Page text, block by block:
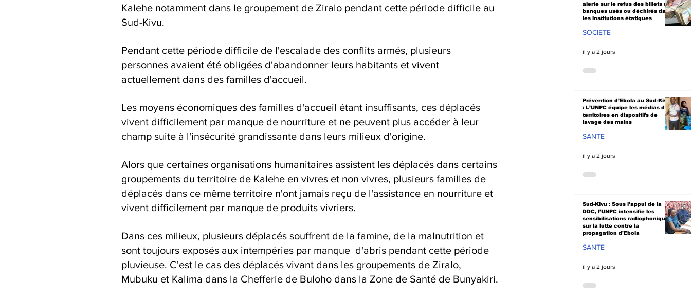
Kalehe notamment dans le groupement de Ziralo pendant cette période difficile au
Sud-Kivu.
Pendant cette période difficile de l'escalade des conflits armés, plusieurs
personnes avaient été obligées d'abandonner leurs habitants et vivent
actuellement dans des familles d'accueil.
Les moyens économiques des familles d'accueil étant insuffisants, ces déplacés
vivent difficilement par manque de nourriture et ne peuvent plus accéder à leur
champ suite à l'insécurité grandissante dans leurs milieux d'origine.
Alors que certaines organisations humanitaires assistent les déplacés dans certains
groupements du territoire de Kalehe en vivres et non vivres, plusieurs familles de
déplacés dans ce même territoire n'ont jamais reçu de l'assistance en nourriture et
vivent difficilement par manque de produits vivriers.
Dans ces milieux, plusieurs déplacés souffrent de la famine, de la malnutrition et
sont toujours exposés aux intempéries par manque  d'abris pendant cette période
pluvieuse. C'est le cas des déplacés vivant dans les groupements de Ziralo,
Mubuku et Kalima dans la Chefferie de Buloho dans la Zone de Santé de Bunyakiri.
alerte sur le refus des billets de
banques usés ou déchirés dans
les institutions étatiques
SOCIETE
il y a 2 jours
Prévention d’Ebola au Sud-Kivu
: L’UNPC équipe les médias de
territoires en dispositifs de
lavage des mains
SANTE
il y a 2 jours
Sud-Kivu : Sous l’appui de la
DDC, l’UNPC intensifie les
sensibilisations radiophoniques
sur la lutte contre la
propagation d'Ebola
SANTE
il y a 2 jours